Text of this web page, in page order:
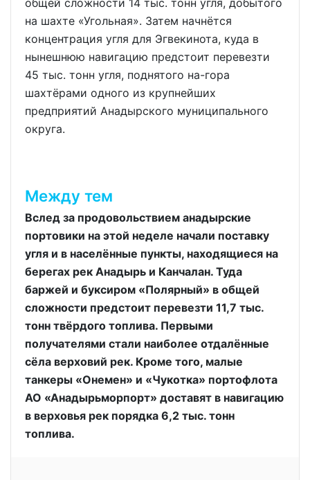
на шахте «Угольная». Затем начнётся
концентрация угля для Эгвекинота, куда в
нынешнюю навигацию предстоит перевезти
45 тыс. тонн угля, поднятого на-гора
шахтёрами одного из крупнейших
предприятий Анадырского муниципального
округа.
Между тем
Вслед за продовольствием анадырские
портовики на этой неделе начали поставку
угля и в населённые пункты, находящиеся на
берегах рек Анадырь и Канчалан. Туда
баржей и буксиром «Полярный» в общей
сложности предстоит перевезти 11,7 тыс.
тонн твёрдого топлива. Первыми
получателями стали наиболее отдалённые
сёла верховий рек. Кроме того, малые
танкеры «Онемен» и «Чукотка» портофлота
АО «Анадырьморпорт» доставят в навигацию
в верховья рек порядка 6,2 тыс. тонн
топлива.